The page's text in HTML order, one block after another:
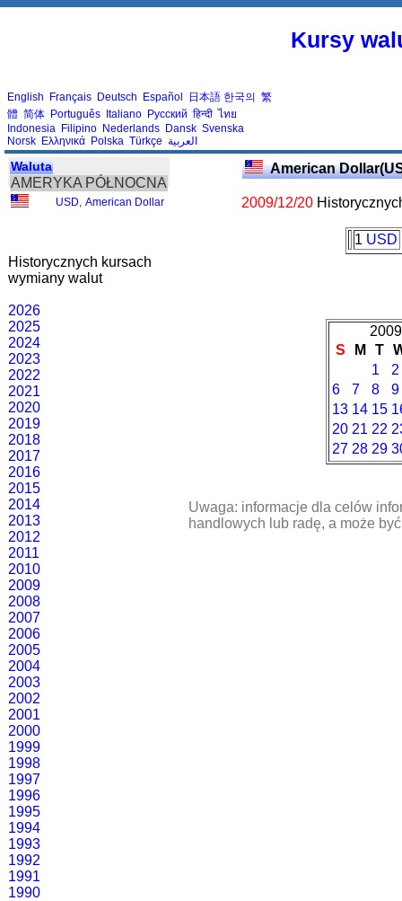
Kursy
English Français Deutsch Español 日本語 한국의 繁
體 简体 Português Italiano Русский हिन्दी ไทย
Indonesia Filipino Nederlands Dansk Svenska
Norsk Ελληνικά Polska Türkçe العربية
Waluta
AMERYKA PÓŁNOCNA
USD American Dollar
Historycznych kursach
wymiany walut
2026
2025
2024
2023
2022
2021
2020
2019
2018
2017
2016
2015
2014
2013
2012
2011
2010
2009
2008
2007
2006
2005
2004
2003
2002
2001
2000
1999
1998
1997
1996
1995
1994
1993
1992
1991
1990
American
2009/12/20
1 USD
S
M T
1
2
6
7 8
9
13 14 15
20 21 22
27 28 29
Uwaga: informacje dla celów
handlowych lub radę, a może